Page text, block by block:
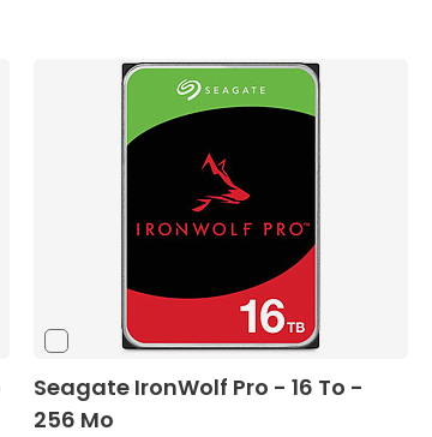
Seagate IronWolf Pro - 16 To -
256 Mo